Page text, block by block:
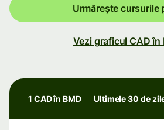
Urmărește cursurile
Vezi graficul CAD în
1 CAD în BMD Ultimele 30 de